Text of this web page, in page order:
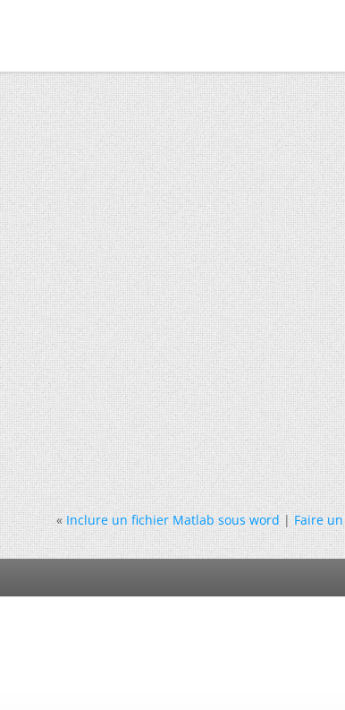
« Inclure un fichier Matlab sous word|Faire